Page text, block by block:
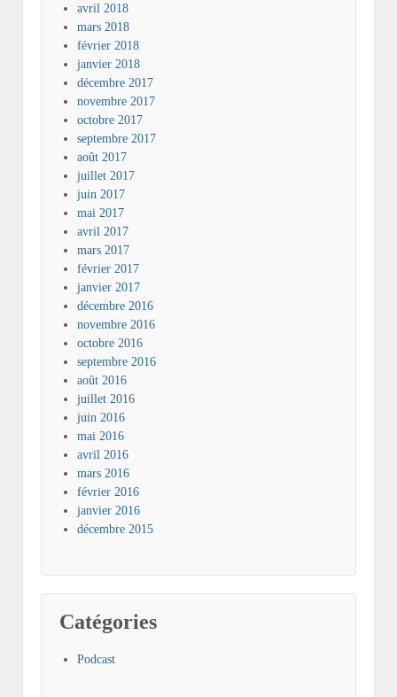
avril 2018
mars 2018
février 2018
janvier 2018
décembre 2017
novembre 2017
octobre 2017
septembre 2017
août 2017
juillet 2017
juin 2017
mai 2017
avril 2017
mars 2017
février 2017
janvier 2017
décembre 2016
novembre 2016
octobre 2016
septembre 2016
août 2016
juillet 2016
juin 2016
mai 2016
avril 2016
mars 2016
février 2016
janvier 2016
décembre 2015
Catégories
Podcast